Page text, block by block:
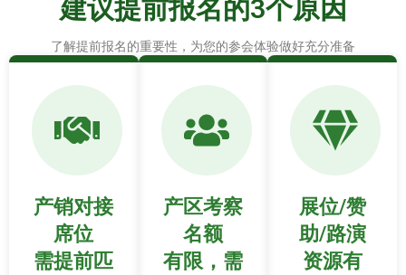
建议提前报名的3个原因
了解提前报名的重要性，为您的参会体验做好充分准备
产销对接
席位
需提前匹
产区考察
名额
有限，需
展位/赞
助/路演
资源有